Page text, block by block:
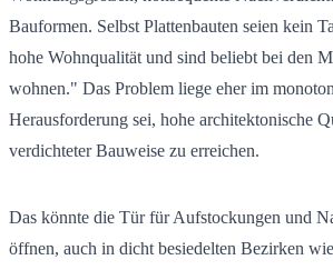
Bauformen. Selbst Plattenbauten seien kein
hohe Wohnqualität und sind beliebt bei den
wohnen." Das Problem liege eher im
Herausforderung sei, hohe architektonische
verdichteter Bauweise zu erreichen.
Das könnte die Tür für Aufstockungen und
öffnen, auch in dicht besiedelten Bezirken wie